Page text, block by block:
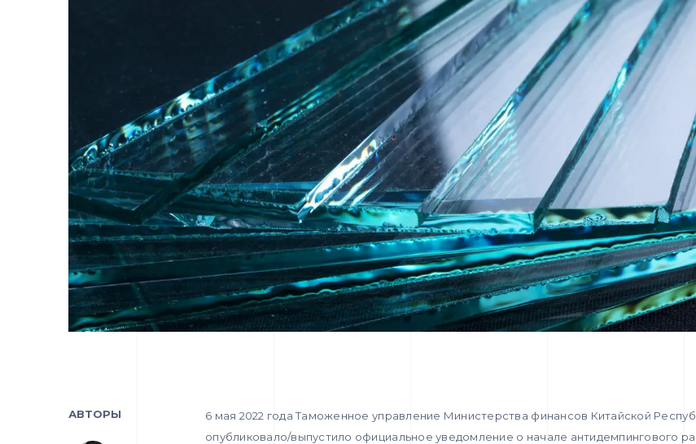
АВТОРЫ
6 мая 2022 года Таможенное управление Министерства финансов Китайской
опубликовало/выпустило официальное уведомление о начале антидемпингового